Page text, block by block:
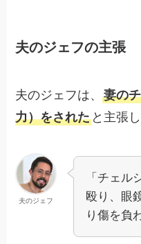
夫のジェフの主張
夫のジェフは、妻の
力）をされた と主張
夫のジェフ
「チェル
殴り、眼
り傷を負